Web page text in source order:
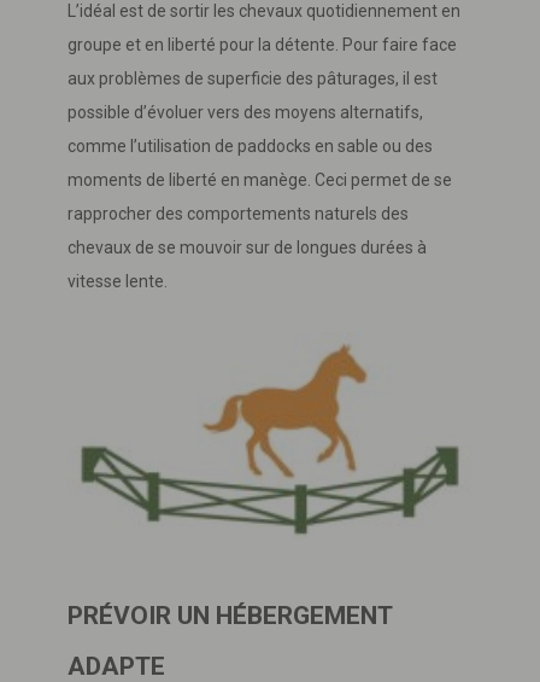
L’idéal est de sortir les chevaux quotidiennement en
groupe et en liberté pour la détente. Pour faire face
aux problèmes de superficie des pâturages, il est
possible d’évoluer vers des moyens alternatifs,
comme l’utilisation de paddocks en sable ou des
moments de liberté en manège. Ceci permet de se
rapprocher des comportements naturels des
chevaux de se mouvoir sur de longues durées à
vitesse lente.
PRÉVOIR UN HÉBERGEMENT
ADAPTE